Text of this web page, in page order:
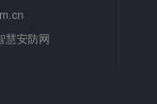
慧安防网